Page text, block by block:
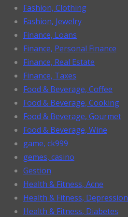
Fashion, Clothing
Fashion, Jewelry
Finance, Loans
Finance, Personal Finance
Finance, Real Estate
Finance, Taxes
Food & Beverage, Coffee
Food & Beverage, Cooking
Food & Beverage, Gourmet
Food & Beverage, Wine
game, ck999
gemes, casino
Gestion
Health & Fitness, Acne
Health & Fitness, Depression
Health & Fitness, Diabetes